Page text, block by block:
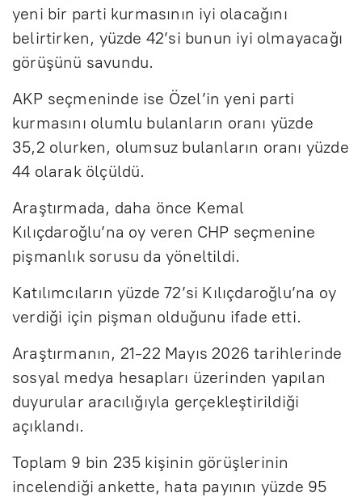
yeni bir parti kurmasının iyi olacağını
belirtirken, yüzde 42’si bunun iyi olmayacağı
görüşünü savundu.
AKP seçmeninde ise Özel’in yeni parti
kurmasını olumlu bulanların oranı yüzde
35,2 olurken, olumsuz bulanların oranı yüzde
44 olarak ölçüldü.
Araştırmada, daha önce Kemal
Kılıçdaroğlu’na oy veren CHP seçmenine
pişmanlık sorusu da yöneltildi.
Katılımcıların yüzde 72’si Kılıçdaroğlu’na oy
verdiği için pişman olduğunu ifade etti.
Araştırmanın, 21-22 Mayıs 2026 tarihlerinde
sosyal medya hesapları üzerinden yapılan
duyurular aracılığıyla gerçekleştirildiği
açıklandı.
Toplam 9 bin 235 kişinin görüşlerinin
incelendiği ankette, hata payının yüzde 95